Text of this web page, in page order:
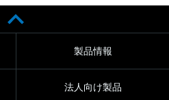
製品情報
法人向け製品